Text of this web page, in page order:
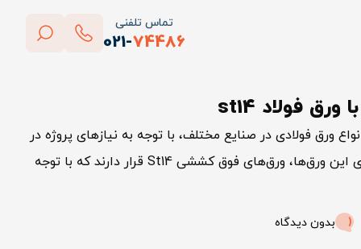
تماس تلفنی
021-74486
پاک کردن
ورق فولادی در صنایع مختلف، با توجه به نیازهای پروژه در
انواع مختلفی تولید می‌شود. در دسته بندی این ورق‌ها، ورق‌های فوق کششی St14 قرار دارند که با توجه
بدون دیدگاه